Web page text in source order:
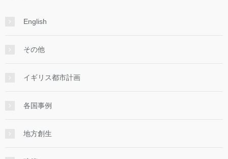
English
その他
イギリス都市計画
各国事例
地方創生